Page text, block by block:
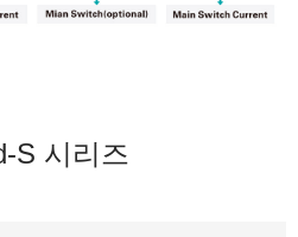
S 시리즈